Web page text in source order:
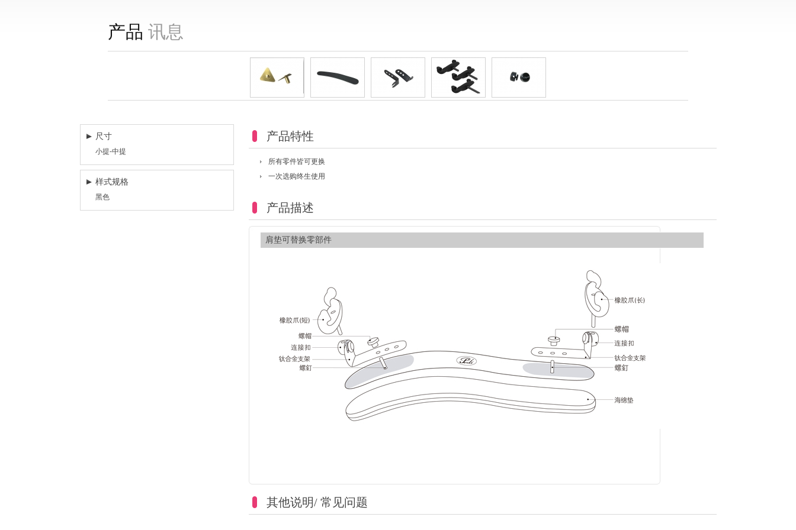
产品 讯息
尺寸
小提-中提
样式规格
黑色
产品特性
所有零件皆可更换
一次选购终生使用
产品描述
肩垫可替换零部件
其他说明/ 常见问题